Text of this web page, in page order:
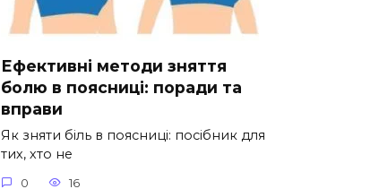
Ефективні методи зняття
болю в поясниці: поради та
вправи
Як зняти біль в поясниці: посібник для
тих, хто не
0 16